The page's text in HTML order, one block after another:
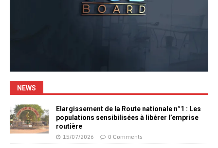
NEWS
Elargissement de la Route nationale n°1 : Les
populations sensibilisées à libérer l’emprise
routière
15/07/2026 0 Comments